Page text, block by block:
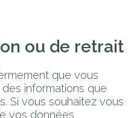
ou de retrait
que vous
informations que
Si vous souhaitez vous
vos données